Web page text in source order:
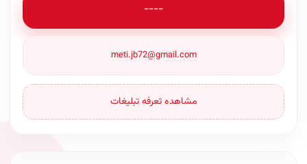
----
meti.jb72@gmail.com
مشاهده تعرفه تبلیغات